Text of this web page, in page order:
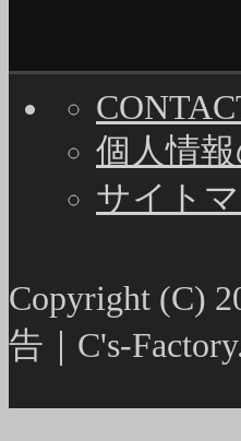
個人情
サイト
Copyright (C)
告｜C's-